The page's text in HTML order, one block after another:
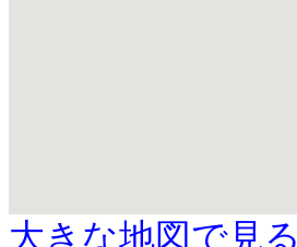
大きな地図で見る